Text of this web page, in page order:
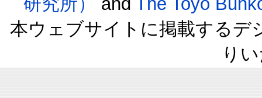
本ウェブサイトに掲載するデ
り